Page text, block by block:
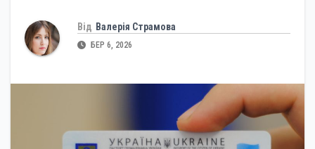
Від Валерія Страмова
БЕР 6, 2026